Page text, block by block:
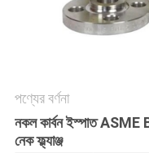
গোপনীয়তা
নীতি
পণ্যের বর্ণনা
নকল কার্বন ইস্পাত
নেক ফ্ল্যাঞ্জ